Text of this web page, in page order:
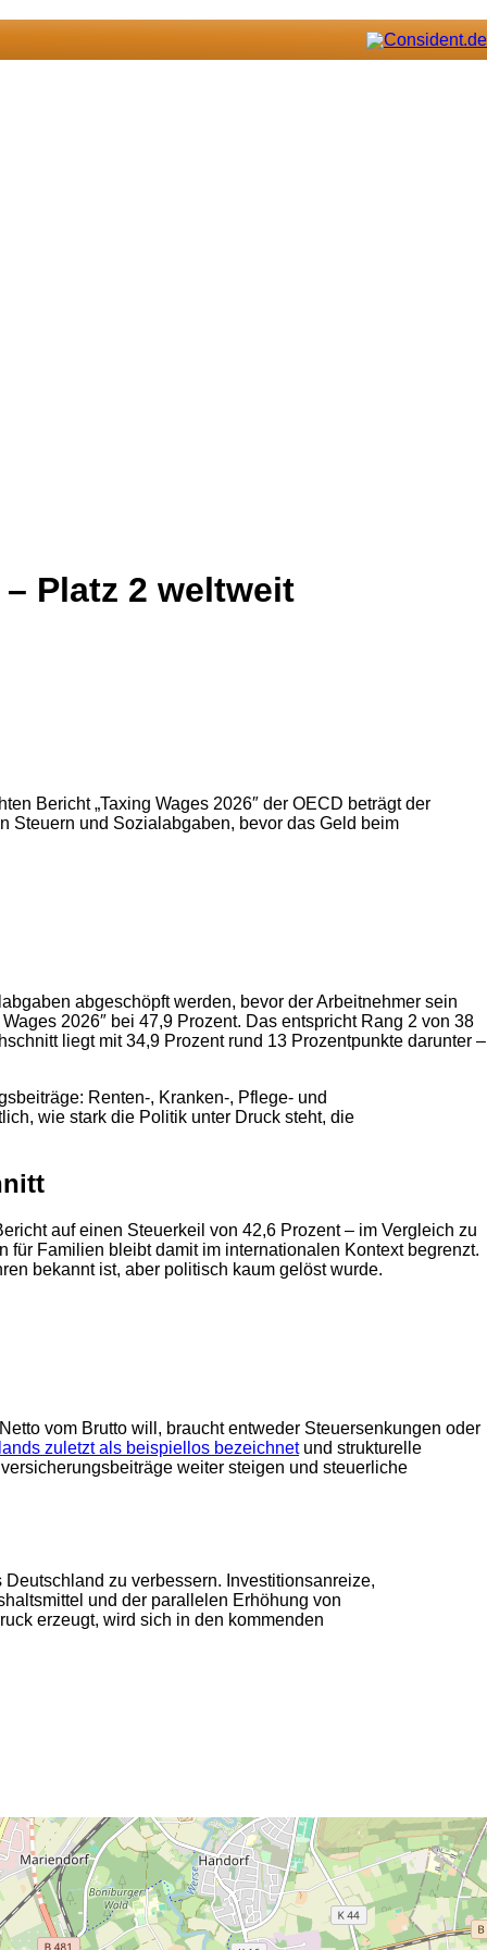
Platz 2 weltweit
Bericht „Taxing Wages 2026″ der OECD beträgt der
Steuern und Sozialabgaben, bevor das Geld beim
abgeschöpft werden, bevor der Arbeitnehmer sein
2026″ bei 47,9 Prozent. Das entspricht Rang 2 von 38
liegt mit 34,9 Prozent rund 13 Prozentpunkte darunter –
Renten-, Kranken-, Pflege- und
wie stark die Politik unter Druck steht, die
auf einen Steuerkeil von 42,6 Prozent – im Vergleich zu
Familien bleibt damit im internationalen Kontext begrenzt.
bekannt ist, aber politisch kaum gelöst wurde.
vom Brutto will, braucht entweder Steuersenkungen oder
zuletzt als beispiellos bezeichnetund strukturelle
weiter steigen und steuerliche
zu verbessern. Investitionsanreize,
und der parallelen Erhöhung von
erzeugt, wird sich in den kommenden